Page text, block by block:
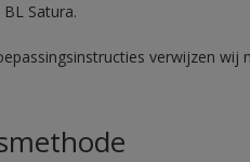
Satura.
verwijzen